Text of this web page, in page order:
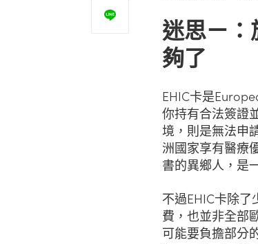
迷思ㄧ：
夠了
EHIC卡是
你持有合法簽證
境，則是無法申
洲國家享有醫療
書的異鄉人，是
不過EHIC卡除
費，也並非全部
可能要負擔部分